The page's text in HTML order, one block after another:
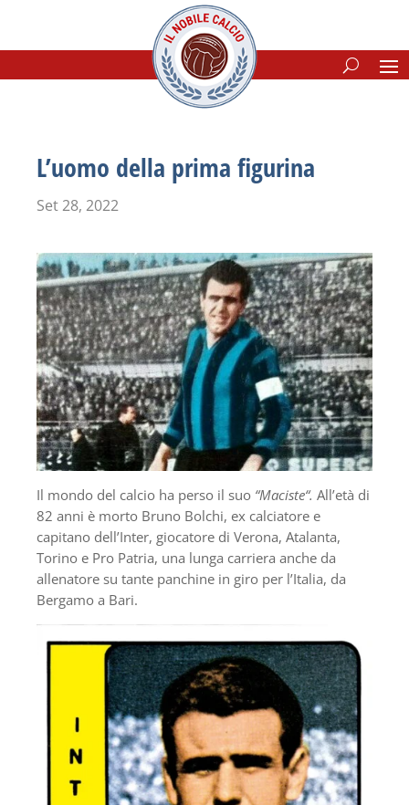
L’uomo della prima figurina
Set 28, 2022
Il mondo del calcio ha perso il suo “Maciste“. All’età di
82 anni è morto Bruno Bolchi, ex calciatore e
capitano dell’Inter, giocatore di Verona, Atalanta,
Torino e Pro Patria, una lunga carriera anche da
allenatore su tante panchine in giro per l’Italia, da
Bergamo a Bari.